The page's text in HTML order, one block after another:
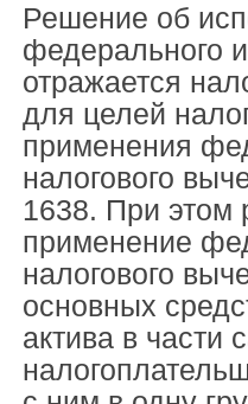
Решение об
федерального
отражается
для целей
применения
налогового
1638. При этом
применение
налогового
основных
актива в части